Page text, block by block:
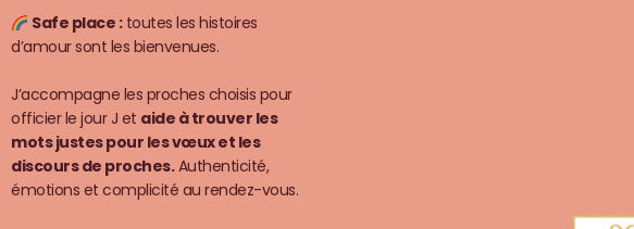
Safe place :toutes les histoires
d’amour sont les bienvenues.
J’accompagne les proches choisis pour
officier le jour J et aide à trouver les
mots justes pour les vœux et les
discours de proches.Authenticité,
émotions et complicité au rendez-vous.